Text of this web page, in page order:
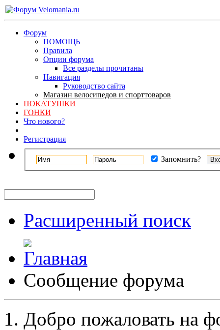
Форум
ПОМОЩЬ
Правила
Опции форума
Все разделы прочитаны
Навигация
Руководство сайта
Магазин велосипедов и спорттоваров
ПОКАТУШКИ
ГОНКИ
Что нового?
Регистрация
Запомнить?
Расширенный поиск
Сообщение форума
Добро пожаловать на